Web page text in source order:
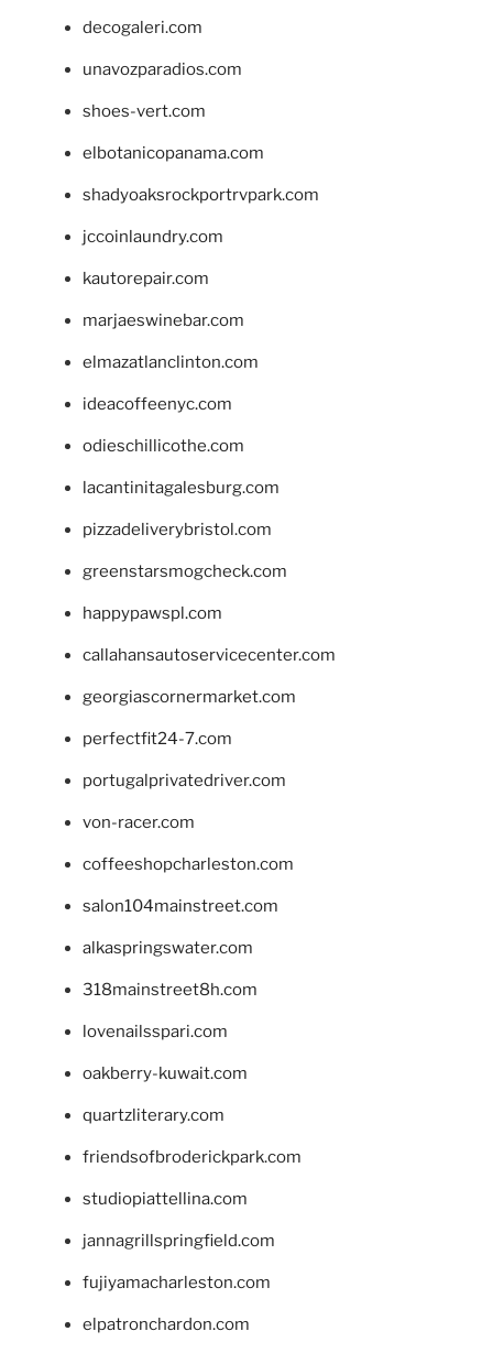
decogaleri.com
unavozparadios.com
shoes-vert.com
elbotanicopanama.com
shadyoaksrockportrvpark.com
jccoinlaundry.com
kautorepair.com
marjaeswinebar.com
elmazatlanclinton.com
ideacoffeenyc.com
odieschillicothe.com
lacantinitagalesburg.com
pizzadeliverybristol.com
greenstarsmogcheck.com
happypawspl.com
callahansautoservicecenter.com
georgiascornermarket.com
perfectfit24-7.com
portugalprivatedriver.com
von-racer.com
coffeeshopcharleston.com
salon104mainstreet.com
alkaspringswater.com
318mainstreet8h.com
lovenailsspari.com
oakberry-kuwait.com
quartzliterary.com
friendsofbroderickpark.com
studiopiattellina.com
jannagrillspringfield.com
fujiyamacharleston.com
elpatronchardon.com